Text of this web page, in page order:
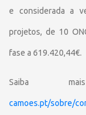
e considerada a
projetos, de 10
fase a 619.420,44€.
Saiba
camoes.pt/sobre/